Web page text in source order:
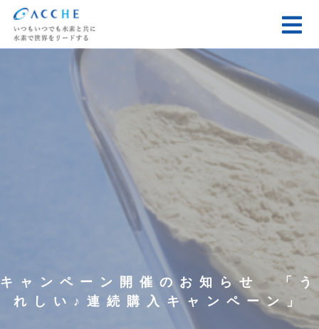
キャンペーン開催のお知らせ 「う
れしい♪連続購入キャンペーン」